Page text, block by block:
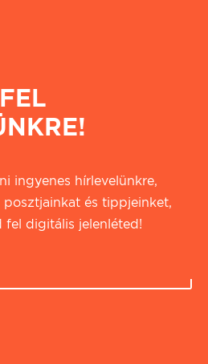
ingyenes hírlevelünkre,
és tippjeinket,
digitális jelenléted!